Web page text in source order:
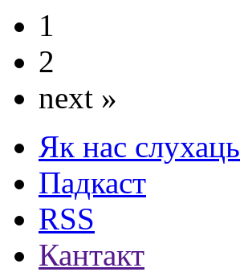
1
2
next »
Як нас слухаць
Падкаст
RSS
Кантакт